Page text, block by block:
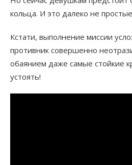
кольца. И это далеко не
Кстати, выполнение миссии
противник совершенно
обаянием даже самые стойкие
устоять!